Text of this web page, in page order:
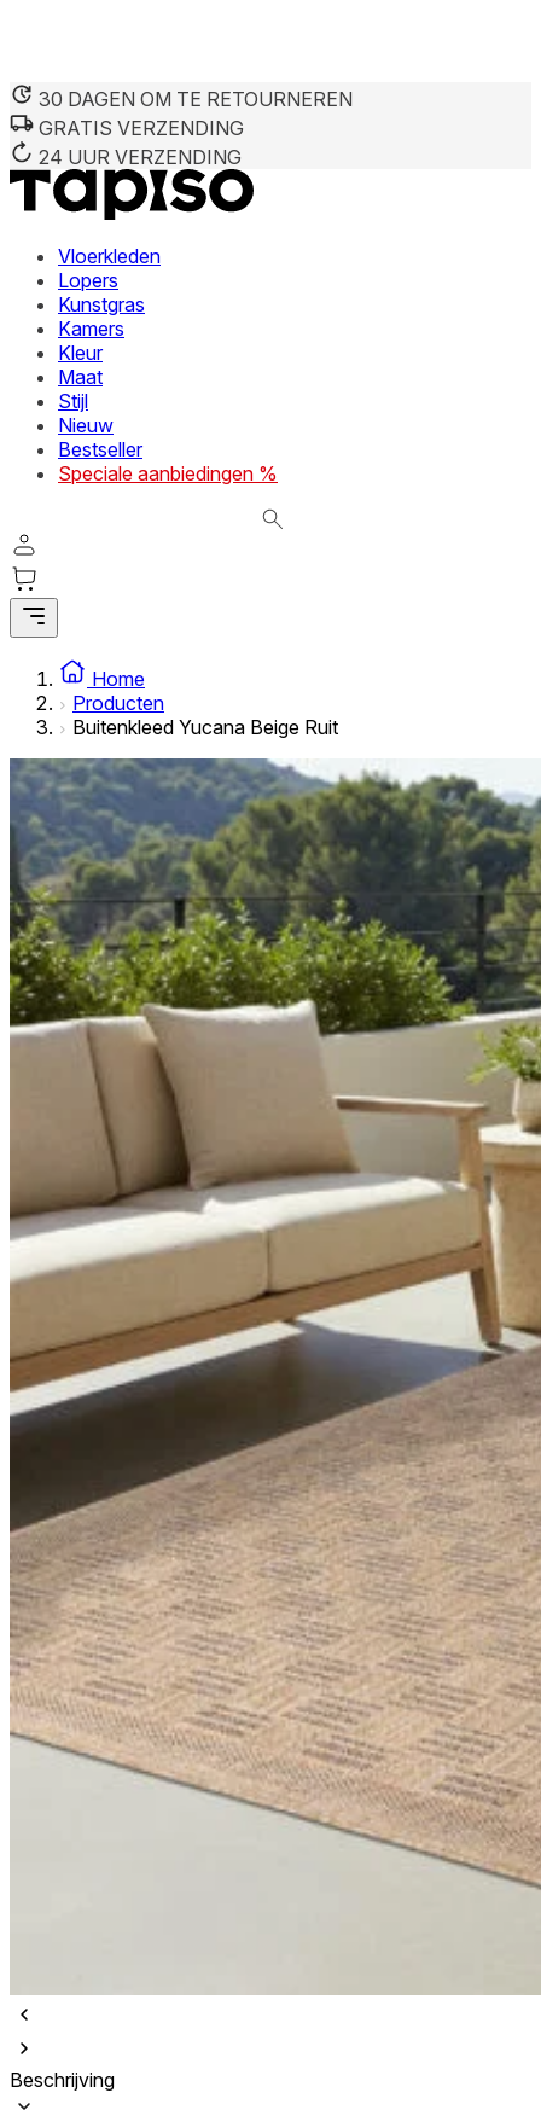
30 DAGEN OM TE RETOURNEREN
GRATIS VERZENDING
24 UUR VERZENDING
Vloerkleden
Lopers
Kunstgras
Kamers
Kleur
Maat
Stijl
Nieuw
Bestseller
Speciale aanbiedingen %
Home
Producten
Buitenkleed Yucana Beige Ruit
Beschrijving
We gebruiken cookies om inhoud en advertenties te
deze informatie combineren met andere gegevens die u
diensten.
Noodzakelijk
Noodzakelijke cookies zijn essentieel voor de
verandert, zoals uw voorkeurstaal of de regio waar u zich
interessant zijn voor de individuele gebruiker en
Niet-geclassificeerde cookies zijn cookies die in het